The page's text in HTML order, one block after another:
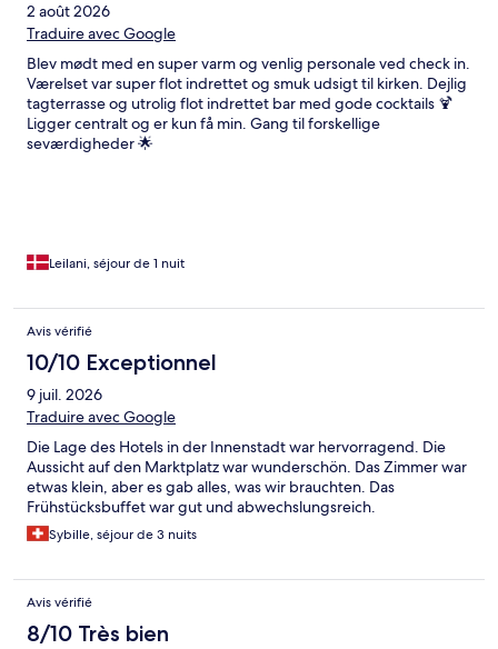
2 août 2026
Traduire avec Google
Blev mødt med en super varm og venlig personale ved check in.
Værelset var super flot indrettet og smuk udsigt til kirken. Dejlig
tagterrasse og utrolig flot indrettet bar med gode cocktails 🍹
Ligger centralt og er kun få min. Gang til forskellige
seværdigheder 🌟
Leilani, séjour de 1 nuit
Avis vérifié
10/10 Exceptionnel
9 juil. 2026
Traduire avec Google
Die Lage des Hotels in der Innenstadt war hervorragend. Die
Aussicht auf den Marktplatz war wunderschön. Das Zimmer war
etwas klein, aber es gab alles, was wir brauchten. Das
Frühstücksbuffet war gut und abwechslungsreich.
Sybille, séjour de 3 nuits
Avis vérifié
8/10 Très bien